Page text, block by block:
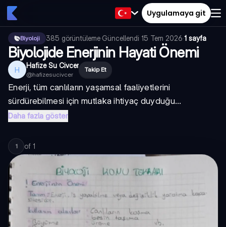
Uygulamaya git
Biyoloji 385 görüntüleme·Güncellendi 15 Tem 2026·1 sayfa
Biyolojide Enerjinin Hayati Önemi
H Hafize Su Civcer
@hafizesucivcer
Takip Et
Enerji, tüm canlıların yaşamsal faaliyetlerini
sürdürebilmesi için mutlaka ihtiyaç duyduğu...
Daha fazla göster
1 of 1